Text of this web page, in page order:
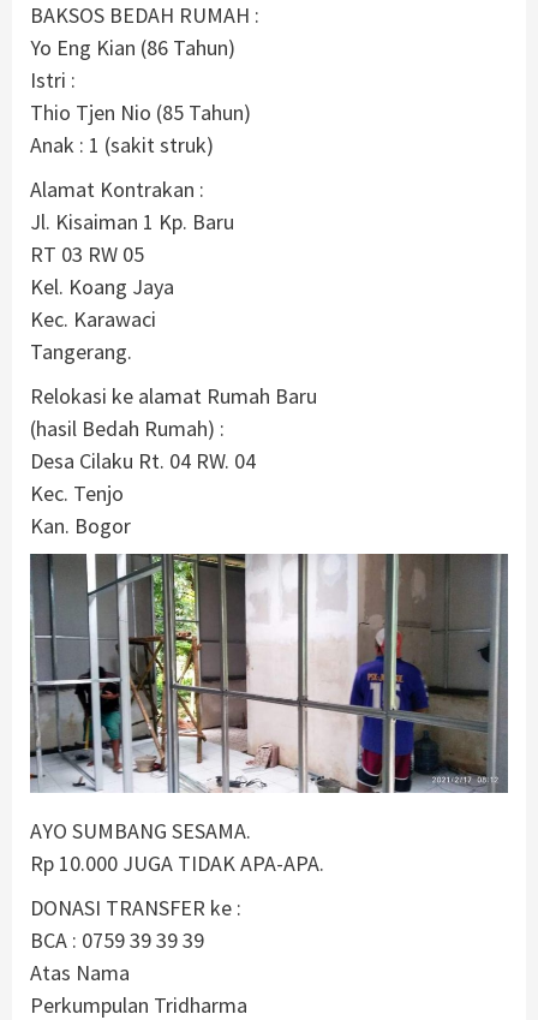
BAKSOS BEDAH RUMAH :
Yo Eng Kian (86 Tahun)
Istri :
Thio Tjen Nio (85 Tahun)
Anak : 1 (sakit struk)
Alamat Kontrakan :
Jl. Kisaiman 1 Kp. Baru
RT 03 RW 05
Kel. Koang Jaya
Kec. Karawaci
Tangerang.
Relokasi ke alamat Rumah Baru
(hasil Bedah Rumah) :
Desa Cilaku Rt. 04 RW. 04
Kec. Tenjo
Kan. Bogor
AYO SUMBANG SESAMA.
Rp 10.000 JUGA TIDAK APA-APA.
DONASI TRANSFER ke :
BCA : 0759 39 39 39
Atas Nama
Perkumpulan Tridharma